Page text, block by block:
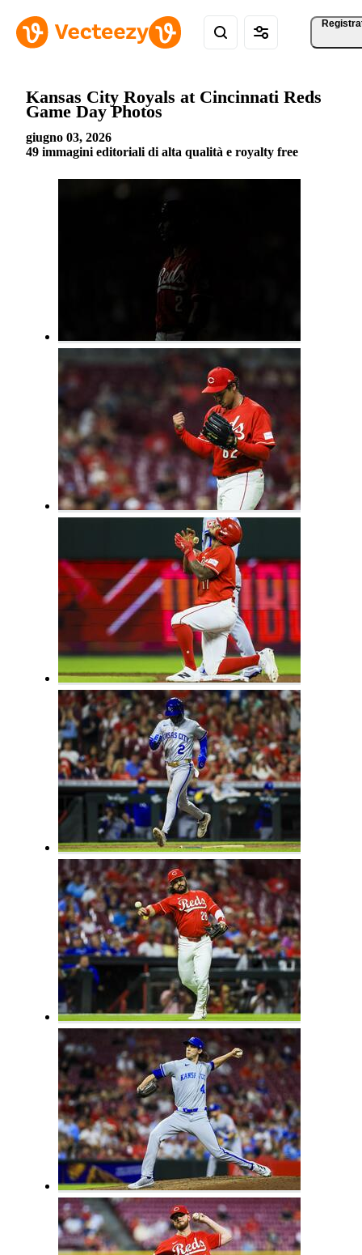
Kansas City Royals at Cincinnati Reds
Game Day Photos
giugno 03, 2026
49 immagini editoriali di alta qualità e royalty free